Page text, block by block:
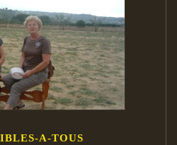
A-TOUS